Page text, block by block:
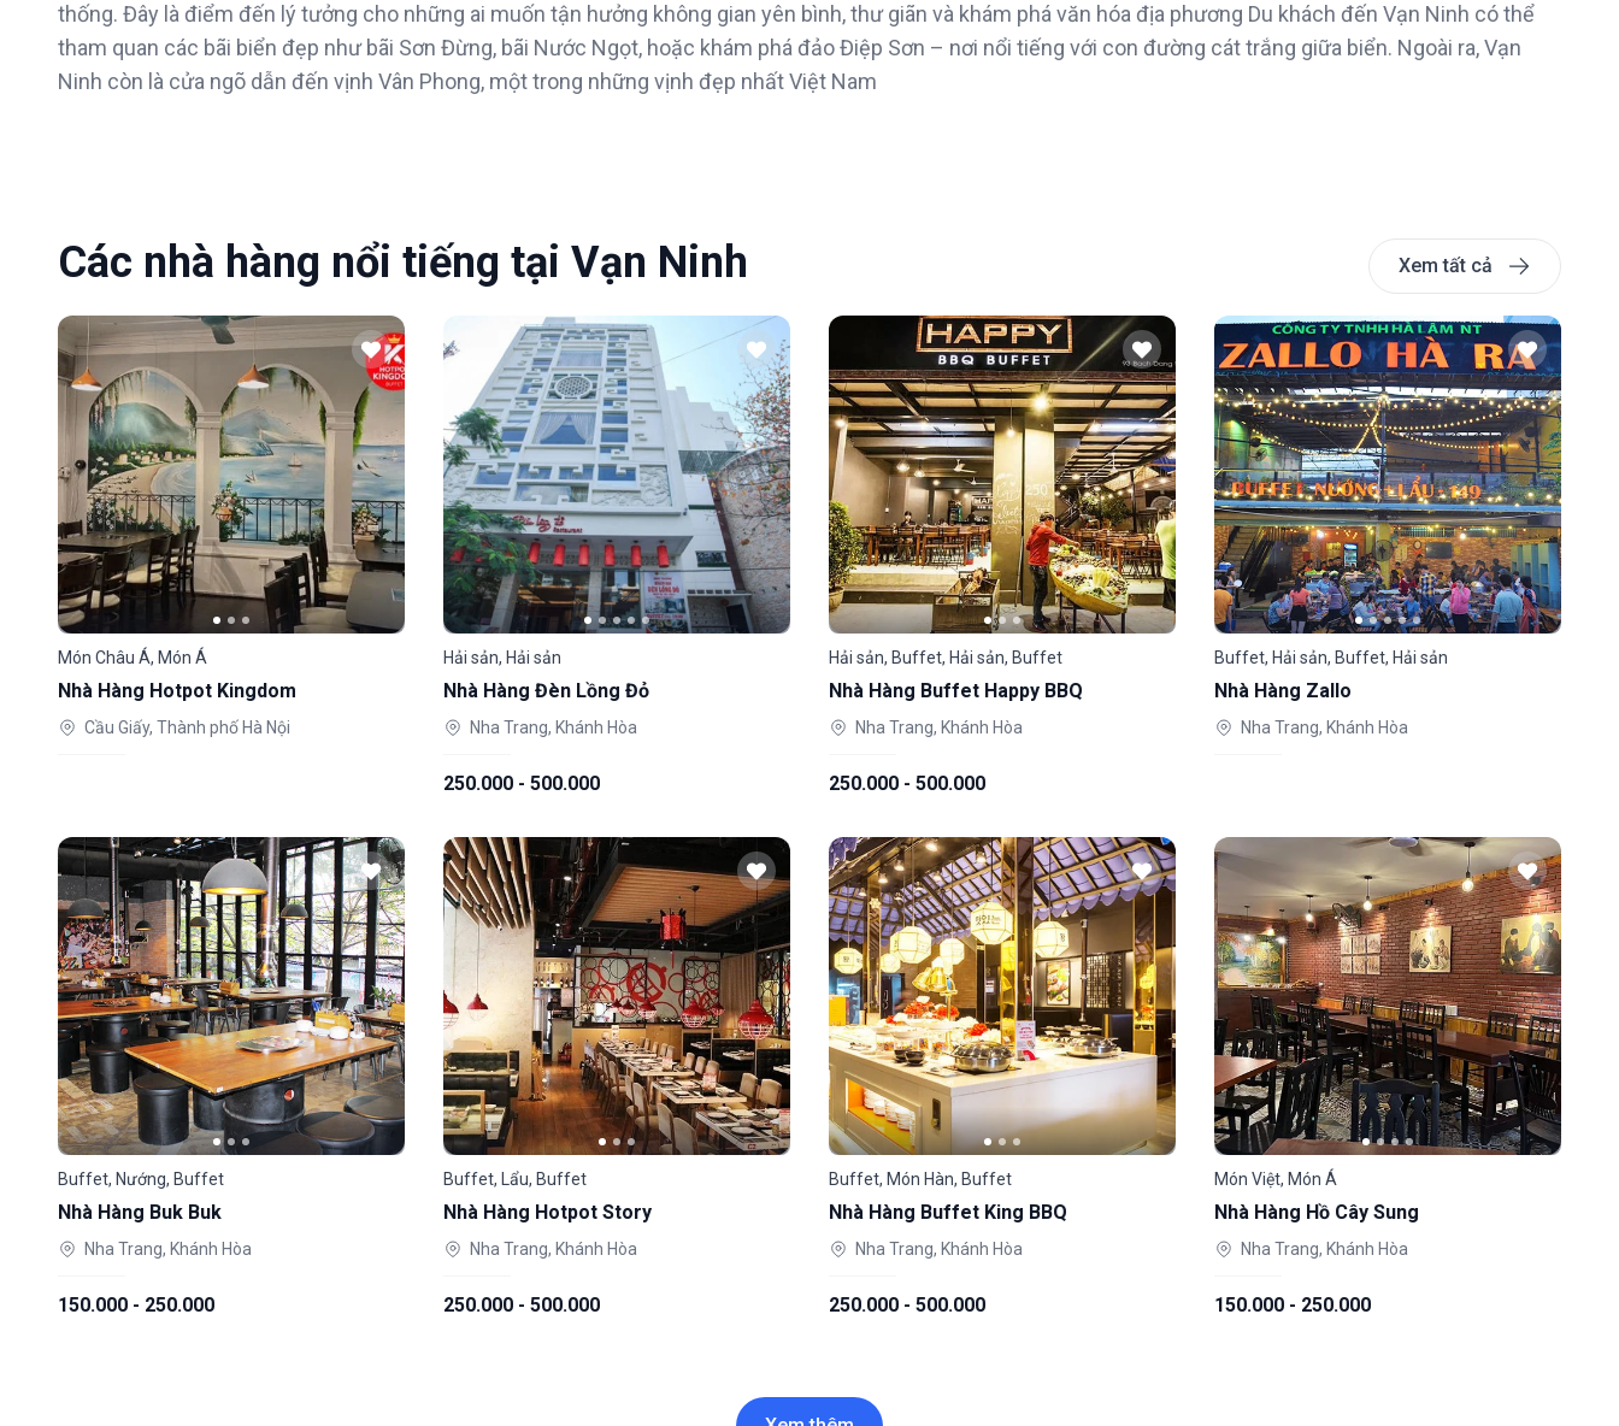
thống. Đây là điểm đến lý tưởng cho những ai muốn tận hưởng không gian yên bình, thư giãn và khám phá văn hóa địa phương Du khách đến Vạn Ninh có thể
tham quan các bãi biển đẹp như bãi Sơn Đừng, bãi Nước Ngọt, hoặc khám phá đảo Điệp Sơn – nơi nổi tiếng với con đường cát trắng giữa biển. Ngoài ra, Vạn
Ninh còn là cửa ngõ dẫn đến vịnh Vân Phong, một trong những vịnh đẹp nhất Việt Nam
Các nhà hàng nổi tiếng tại Vạn Ninh Xem tất cả
Món Châu Á, Món Á
Nhà Hàng Hotpot Kingdom
Cầu Giấy, Thành phố Hà Nội
Hải sản, Hải sản
Nhà Hàng Đèn Lồng Đỏ
Nha Trang, Khánh Hòa
250.000 - 500.000
Hải sản, Buffet, Hải sản, Buffet
Nhà Hàng Buffet Happy BBQ
Nha Trang, Khánh Hòa
250.000 - 500.000
Buffet, Hải sản, Buffet, Hải sản
Nhà Hàng Zallo
Nha Trang, Khánh Hòa
Buffet, Nướng, Buffet
Nhà Hàng Buk Buk
Nha Trang, Khánh Hòa
150.000 - 250.000
Buffet, Lẩu, Buffet
Nhà Hàng Hotpot Story
Nha Trang, Khánh Hòa
250.000 - 500.000
Buffet, Món Hàn, Buffet
Nhà Hàng Buffet King BBQ
Nha Trang, Khánh Hòa
250.000 - 500.000
Món Việt, Món Á
Nhà Hàng Hồ Cây Sung
Nha Trang, Khánh Hòa
150.000 - 250.000